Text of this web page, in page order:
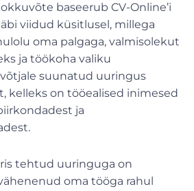
baseerub CV-Online’i
viidud küsitlusel, millega
oma palgaga, valmisolekut
ja töökoha valiku
suunatud uuringus
kelleks on tööealised inimesed
ja
tehtud uuringuga on
oma tööga rahul